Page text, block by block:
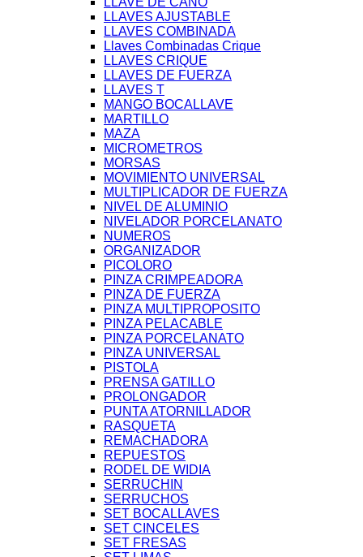
LLAVES AJUSTABLE
LLAVES COMBINADA
Llaves Combinadas Crique
LLAVES CRIQUE
LLAVES DE FUERZA
LLAVES T
MANGO BOCALLAVE
MARTILLO
MAZA
MICROMETROS
MORSAS
MOVIMIENTO UNIVERSAL
MULTIPLICADOR DE FUERZA
NIVEL DE ALUMINIO
NIVELADOR PORCELANATO
NUMEROS
ORGANIZADOR
PICOLORO
PINZA CRIMPEADORA
PINZA DE FUERZA
PINZA MULTIPROPOSITO
PINZA PELACABLE
PINZA PORCELANATO
PINZA UNIVERSAL
PISTOLA
PRENSA GATILLO
PROLONGADOR
PUNTA ATORNILLADOR
RASQUETA
REMACHADORA
REPUESTOS
RODEL DE WIDIA
SERRUCHIN
SERRUCHOS
SET BOCALLAVES
SET CINCELES
SET FRESAS